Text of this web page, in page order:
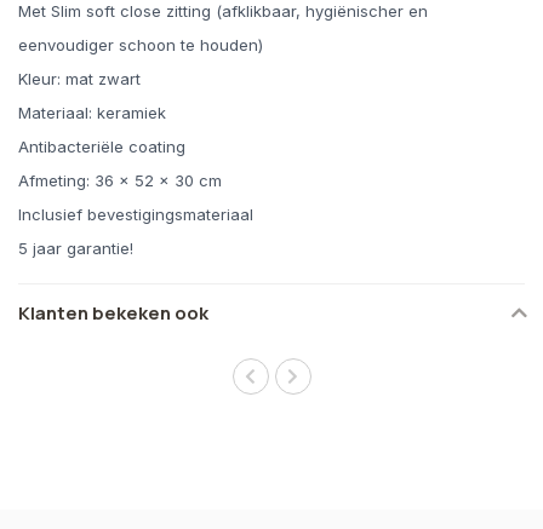
Met Slim soft close zitting (afklikbaar, hygiënischer en
eenvoudiger schoon te houden)
Kleur: mat zwart
Materiaal: keramiek
Antibacteriële coating
Afmeting: 36 x 52 x 30 cm
Inclusief bevestigingsmateriaal
5 jaar garantie!
Klanten bekeken ook